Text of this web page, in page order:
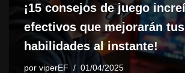
¡15 consejos de juego
efectivos que mejorarán tus
habilidades al instante!
por viperEF 01/04/2025